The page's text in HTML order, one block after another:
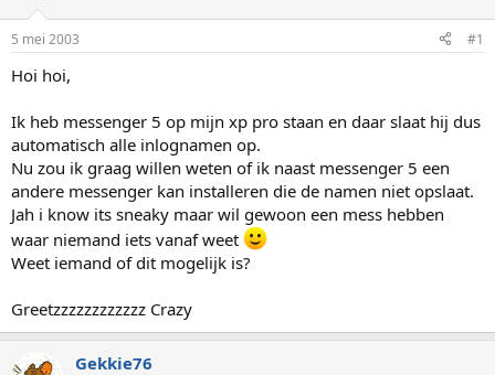
s
t
a
t
e
r
m
5 mei 2003 #1
Hoi hoi,
Ik heb messenger 5 op mijn xp pro staan en daar slaat hij dus
automatisch alle inlognamen op.
Nu zou ik graag willen weten of ik naast messenger 5 een
andere messenger kan installeren die de namen niet opslaat.
Jah i know its sneaky maar wil gewoon een mess hebben
waar niemand iets vanaf weet
Weet iemand of dit mogelijk is?
Greetzzzzzzzzzzzz Crazy
Gekkie76